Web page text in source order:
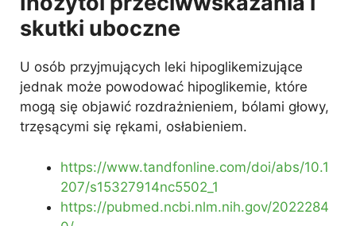
skutki uboczne
U osób przyjmujących leki hipoglikemizujące
jednak może powodować hipoglikemie, które
mogą się objawić rozdrażnieniem, bólami głowy,
trzęsącymi się rękami, osłabieniem.
https://www.tandfonline.com/doi/abs/10.1
207/s15327914nc5502_1
https://pubmed.ncbi.nlm.nih.gov/2022284